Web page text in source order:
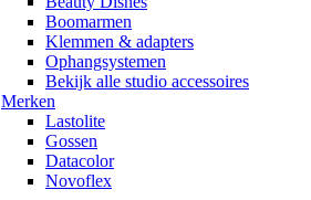
Boomarmen
Klemmen & adapters
Ophangsystemen
Bekijk alle studio accessoires
Merken
Lastolite
Gossen
Datacolor
Novoflex